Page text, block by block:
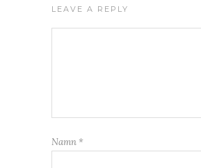
LEAVE A REPLY
Namn *